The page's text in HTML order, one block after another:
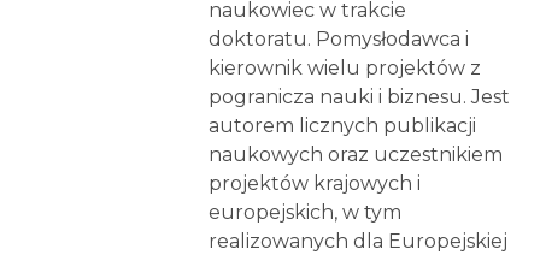
naukowiec w trakcie
doktoratu. Pomysłodawca i
kierownik wielu projektów z
pogranicza nauki i biznesu. Jest
autorem licznych publikacji
naukowych oraz uczestnikiem
projektów krajowych i
europejskich, w tym
realizowanych dla Europejskiej